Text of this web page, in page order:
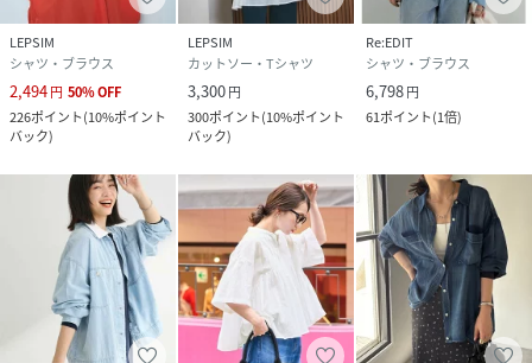
LEPSIM
シャツ・ブラウス
2,494円 50%OFF
226ポイント(10%ポイント
バック)
LEPSIM
カットソー・Tシャツ
3,300円
300ポイント(10%ポイント
バック)
Re:EDIT
シャツ・ブラウス
6,798円
61ポイント(1倍)